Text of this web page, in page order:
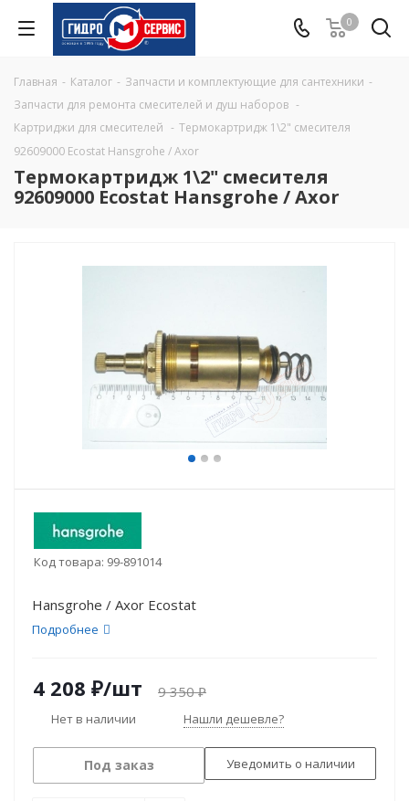
0
Главная - Каталог - Запчасти и комплектующие для сантехники -
Запчасти для ремонта смесителей и душ наборов -
Картриджи для смесителей - Термокартридж 1\2" смесителя
92609000 Ecostat Hansgrohe / Axor
Термокартридж 1\2" смесителя
92609000 Ecostat Hansgrohe / Axor
Код товара: 99-891014
Hansgrohe / Axor Ecostat
Подробнее
4 208 ₽/шт 9 350₽
Нет в наличии Нашли дешевле?
Под заказ Уведомить о наличии